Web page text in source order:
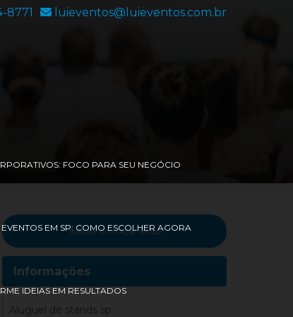
8771 luieventos@luieventos.com.br
FOCO PARA SEU NEGÓCIO
EM SP: COMO ESCOLHER AGORA
IDEIAS EM RESULTADOS
Solicite um orçamento
Informações
Aluguel de stands sp